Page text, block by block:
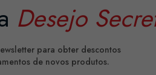
Desejo
para obter descontos
de novos produtos.